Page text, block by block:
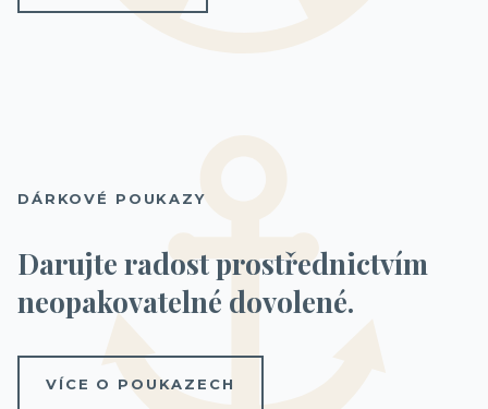
DÁRKOVÉ POUKAZY
Darujte radost prostřednictvím
neopakovatelné dovolené.
VÍCE O POUKAZECH